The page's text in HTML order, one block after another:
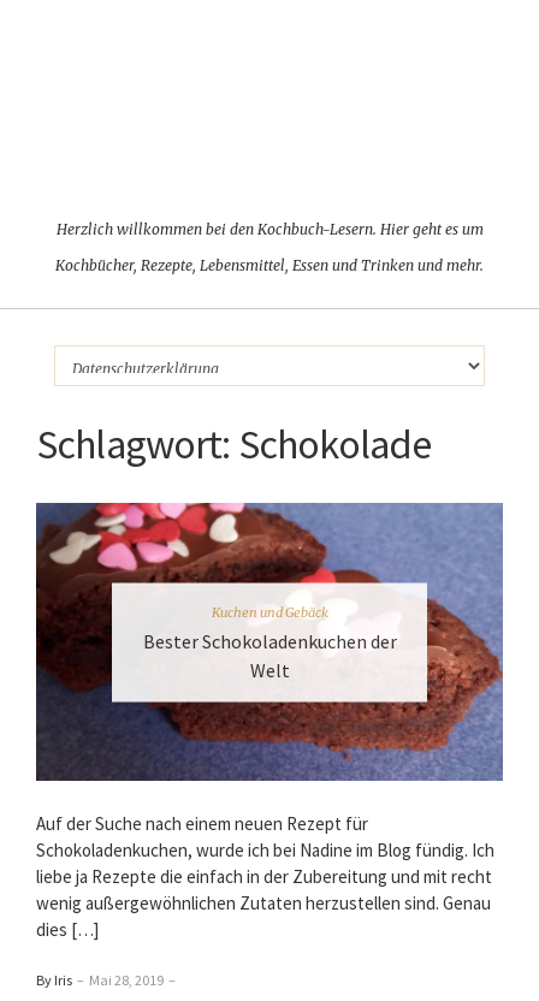
Herzlich willkommen bei den Kochbuch-Lesern. Hier geht es um
Kochbücher, Rezepte, Lebensmittel, Essen und Trinken und mehr.
Schlagwort: Schokolade
Kuchen und Gebäck
Bester Schokoladenkuchen der
Welt
Auf der Suche nach einem neuen Rezept für
Schokoladenkuchen, wurde ich bei Nadine im Blog fündig. Ich
liebe ja Rezepte die einfach in der Zubereitung und mit recht
wenig außergewöhnlichen Zutaten herzustellen sind. Genau
dies […]
By Iris – Mai 28, 2019 –